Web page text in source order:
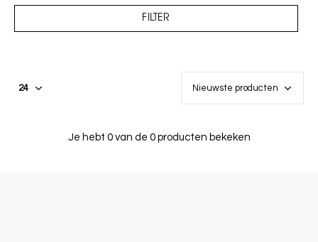
FILTER
Je hebt 0 van de 0 producten bekeken